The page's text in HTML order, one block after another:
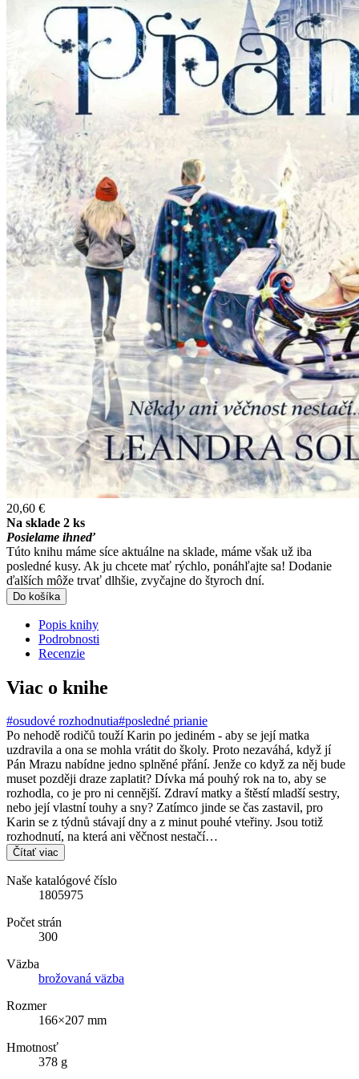
20,60 €
Na sklade 2 ks
Posielame ihneď
Túto knihu máme síce aktuálne na sklade, máme však už iba
posledné kusy. Ak ju chcete mať rýchlo, ponáhľajte sa! Dodanie
ďalších môže trvať dlhšie, zvyčajne do štyroch dní.
Do košíka
Popis knihy
Podrobnosti
Recenzie
Viac o knihe
#osudové rozhodnutia#posledné prianie
Po nehodě rodičů touží Karin po jediném - aby se její matka
uzdravila a ona se mohla vrátit do školy. Proto nezaváhá, když jí
Pán Mrazu nabídne jedno splněné přání. Jenže co když za něj bude
muset později draze zaplatit? Dívka má pouhý rok na to, aby se
rozhodla, co je pro ni cennější. Zdraví matky a štěstí mladší sestry,
nebo její vlastní touhy a sny? Zatímco jinde se čas zastavil, pro
Karin se z týdnů stávají dny a z minut pouhé vteřiny. Jsou totiž
rozhodnutí, na která ani věčnost nestačí…
Čítať viac
Naše katalógové číslo
1805975
Počet strán
300
Väzba
brožovaná väzba
Rozmer
166×207 mm
Hmotnosť
378 g